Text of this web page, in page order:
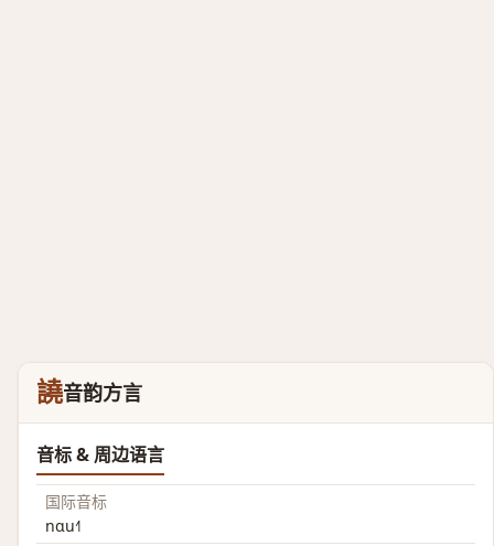
譊音韵方言
音标 & 周边语言
国际音标
nɑu˧˥